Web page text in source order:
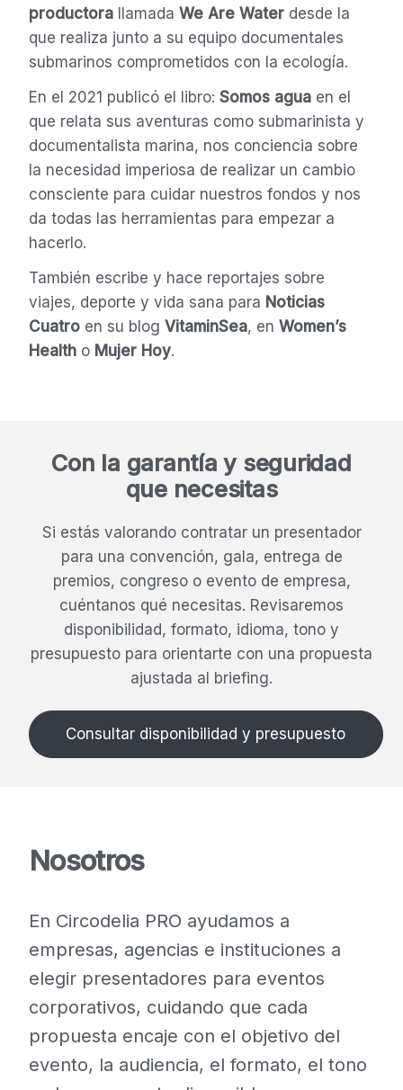
productorallamada We Are Waterdesde la
que realiza junto a su equipo documentales
submarinos comprometidos con la ecología.
En el 2021 publicó el libro: Somos aguaen el
que relata sus aventuras como submarinista y
documentalista marina, nos conciencia sobre
la necesidad imperiosa de realizar un cambio
consciente para cuidar nuestros fondos y nos
da todas las herramientas para empezar a
hacerlo.
También escribe y hace reportajes sobre
viajes, deporte y vida sana para Noticias
Cuatroen su blog VitaminSea, en Women’s
Healtho Mujer Hoy.
Con la garantía y seguridad
que necesitas
Si estás valorando contratar un presentador
para una convención, gala, entrega de
premios, congreso o evento de empresa,
cuéntanos qué necesitas. Revisaremos
disponibilidad, formato, idioma, tono y
presupuesto para orientarte con una propuesta
ajustada al briefing.
Consultar disponibilidad y presupuesto
Nosotros
En Circodelia PRO ayudamos a
empresas, agencias e instituciones a
elegir presentadores para eventos
corporativos, cuidando que cada
propuesta encaje con el objetivo del
evento, la audiencia, el formato, el tono